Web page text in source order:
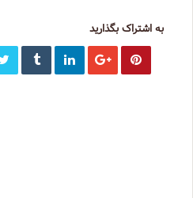
به اشتراک بگذارید